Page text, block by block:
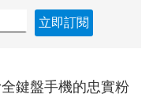
立即訂閱
鍵盤手機的忠實粉